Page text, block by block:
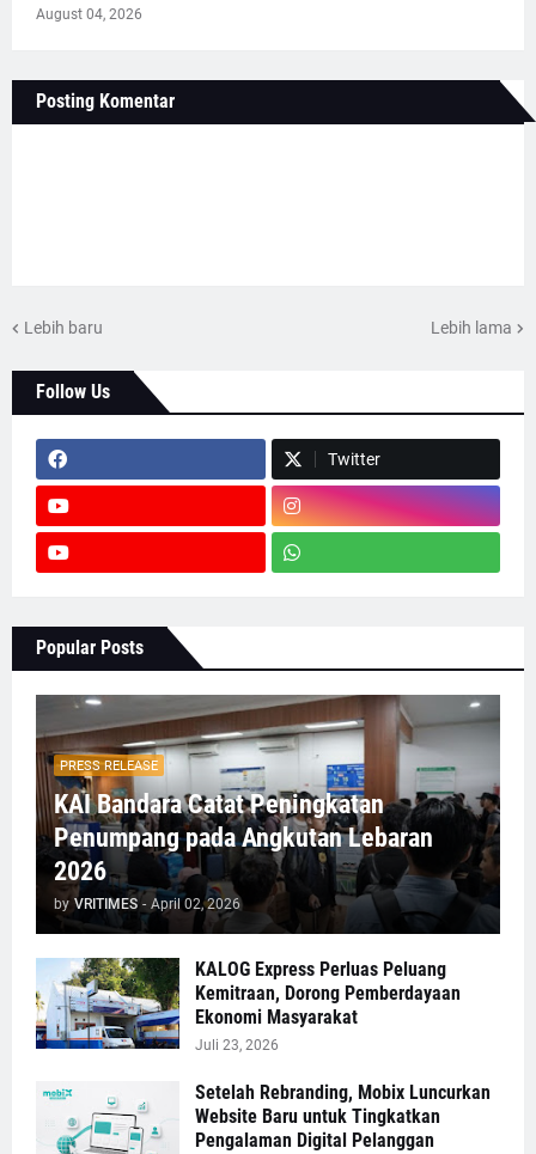
August 04, 2026
Posting Komentar
Lebih baru Lebih lama
Follow Us
Twitter
Popular Posts
PRESS RELEASE
KAI Bandara Catat Peningkatan
Penumpang pada Angkutan Lebaran
2026
by VRITIMES - April 02, 2026
KALOG Express Perluas Peluang
Kemitraan, Dorong Pemberdayaan
Ekonomi Masyarakat
Juli 23, 2026
Setelah Rebranding, Mobix Luncurkan
Website Baru untuk Tingkatkan
Pengalaman Digital Pelanggan